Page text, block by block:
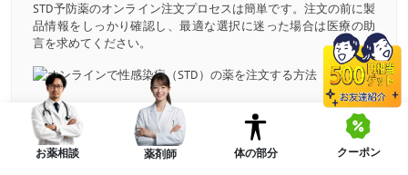
STD予防薬のオンライン注文プロセスは簡単です。注文の前に製
品情報をしっかり確認し、最適な選択に迷った場合は医療の助
言を求めてください。
ステップ1：アカウントを作成またはサインイン
お薬相談 薬剤師 体の部分 クーポン